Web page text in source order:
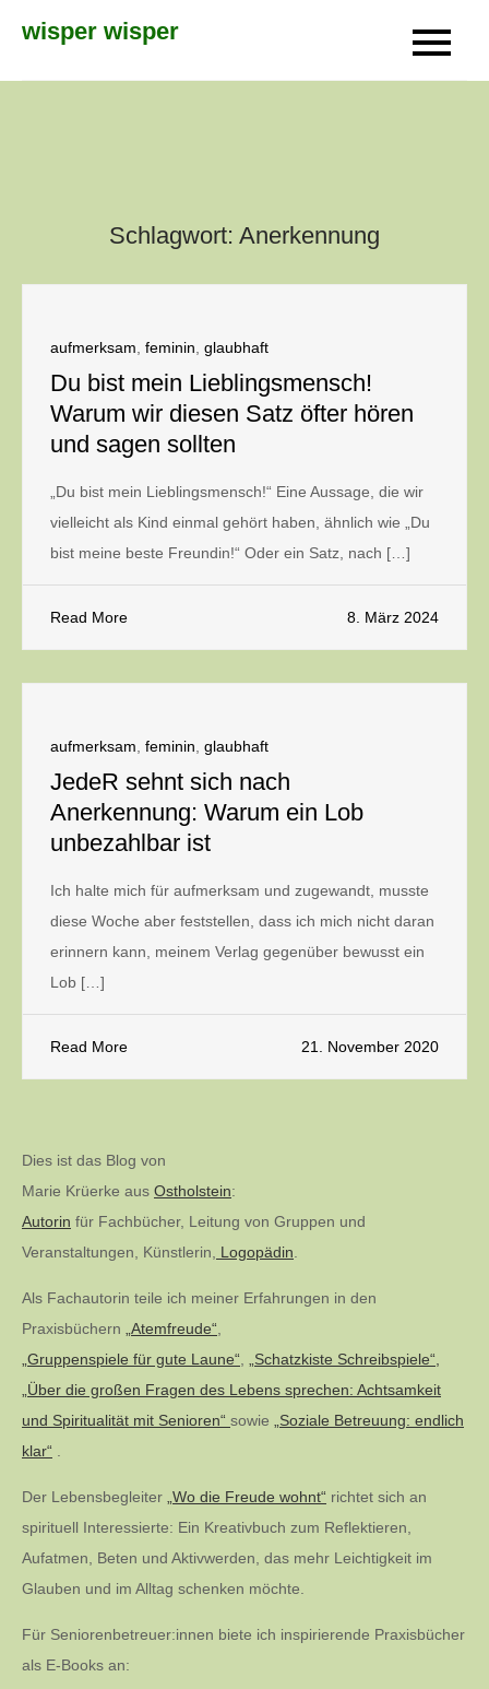
wisper wisper
Schlagwort: Anerkennung
aufmerksam feminin glaubhaft
Du bist mein Lieblingsmensch!
Warum wir diesen Satz öfter hören
und sagen sollten
„Du bist mein Lieblingsmensch!“ Eine Aussage, die wir
vielleicht als Kind einmal gehört haben, ähnlich wie „Du
bist meine beste Freundin!“ Oder ein Satz, nach […]
Read More 8. März 2024
aufmerksam feminin glaubhaft
JedeR sehnt sich nach
Anerkennung: Warum ein Lob
unbezahlbar ist
Ich halte mich für aufmerksam und zugewandt, musste
diese Woche aber feststellen, dass ich mich nicht daran
erinnern kann, meinem Verlag gegenüber bewusst ein
Lob […]
Read More 21. November 2020
Dies ist das Blog von
Marie Krüerke aus Ostholstein:
Autorin für Fachbücher, Leitung von Gruppen und
Veranstaltungen, Künstlerin,
Logopädin
Als Fachautorin teile ich meiner Erfahrungen in den
Praxisbüchern
„Atemfreude“
„Gruppenspiele für gute Laune“
„Schatzkiste Schreibspiele“,
„Über die großen Fragen des Lebens sprechen: Achtsamkeit
und Spiritualität mit Senioren“ sowie
„Soziale Betreuung: endlich
klar“
Der Lebensbegleiter „Wo die Freude wohnt“ richtet sich an
spirituell Interessierte: Ein Kreativbuch zum Reflektieren,
Aufatmen, Beten und Aktivwerden, das mehr Leichtigkeit im
Glauben und im Alltag schenken möchte.
Für Seniorenbetreuer:innen biete ich inspirierende Praxisbücher
als E-Books an: